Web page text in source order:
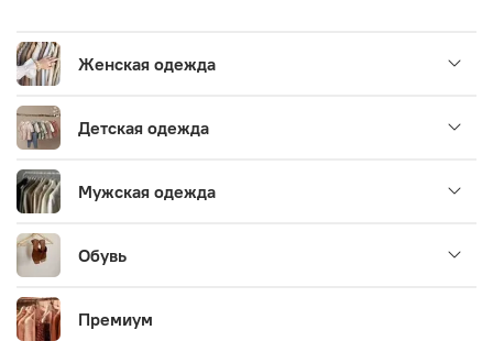
Женская одежда
Детская одежда
Мужская одежда
Обувь
Премиум